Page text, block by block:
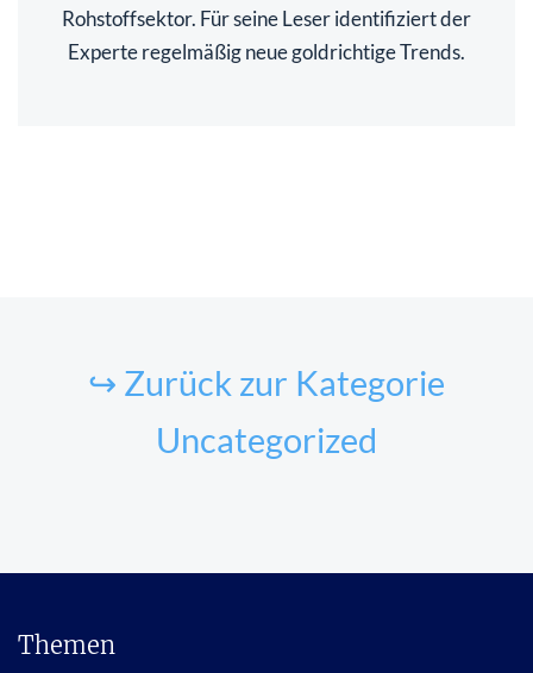
Rohstoffsektor. Für seine Leser identifiziert der
Experte regelmäßig neue goldrichtige Trends.
↪ Zurück zur Kategorie
Uncategorized
Themen